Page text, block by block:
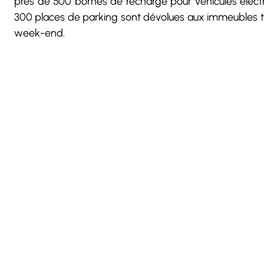
300 places de parking sont dévolues aux immeubles
week-end.